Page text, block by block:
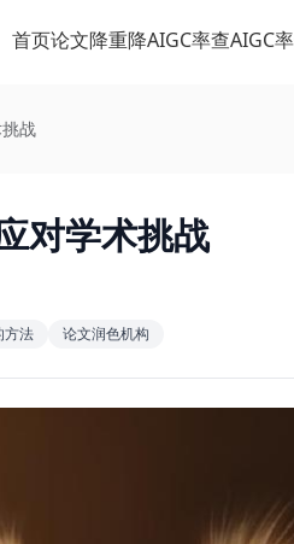
首页论文降重降AIGC率查AIGC率
战
对学术挑战
方法 论文润色机构